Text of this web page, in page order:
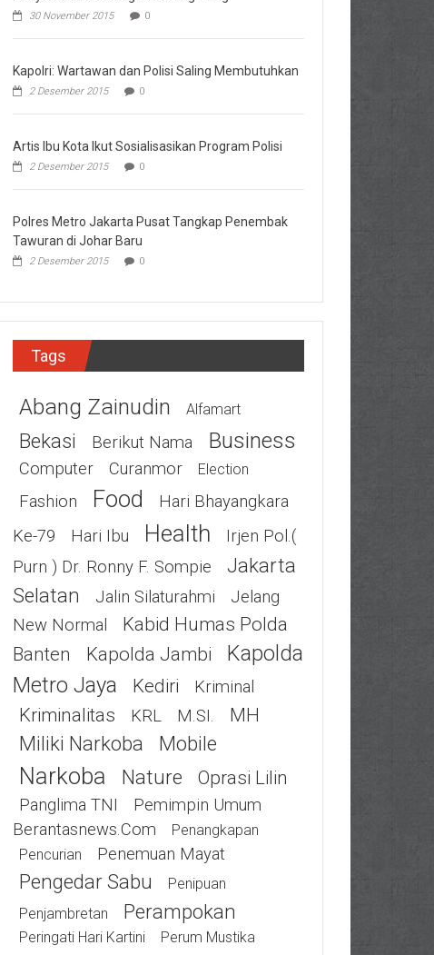
30 November 2015 0
Kapolri: Wartawan dan Polisi Saling Membutuhkan
2 Desember 2015 0
Artis Ibu Kota Ikut Sosialisasikan Program Polisi
2 Desember 2015 0
Polres Metro Jakarta Pusat Tangkap Penembak
Tawuran di Johar Baru
2 Desember 2015 0
Tags
Abang Zainudin Alfamart
Bekasi Berikut Nama Business
Computer Curanmor Election
Fashion Food
Hari Bhayangkara
Ke-79
Hari Ibu Health
Irjen Pol.(
Purn ) Dr. Ronny F. Sompie
Jakarta
Selatan
Jalin Silaturahmi
Jelang
New Normal
Kabid Humas Polda
Banten
Kapolda Jambi
Kapolda
Metro Jaya
Kediri Kriminal
Kriminalitas KRL M.SI. MH
Miliki Narkoba Mobile
Narkoba Nature Oprasi Lilin
Panglima TNI
Pemimpin Umum
Berantasnews.com
Penangkapan
Pencurian
Penemuan Mayat
Pengedar Sabu
Penipuan
Penjambretan
Perampokan
Peringati Hari Kartini
Perum Mustika